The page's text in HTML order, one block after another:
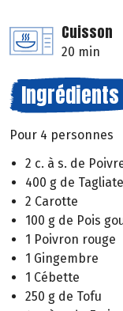
Cuisson
20 min
Ingrédients
Pour 4 personnes
2 c. à s. de
400 g de
2 Carotte
100 g de Pois
1 Poivron rouge
1 Gingembre
1 Cébette
250 g de Tofu